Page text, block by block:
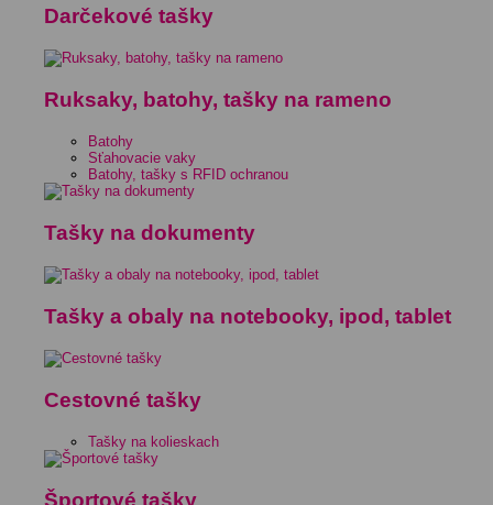
Darčekové tašky
Ruksaky, batohy, tašky na rameno
Batohy
Sťahovacie vaky
Batohy, tašky s RFID ochranou
Tašky na dokumenty
Tašky a obaly na notebooky, ipod, tablet
Cestovné tašky
Tašky na kolieskach
Športové tašky